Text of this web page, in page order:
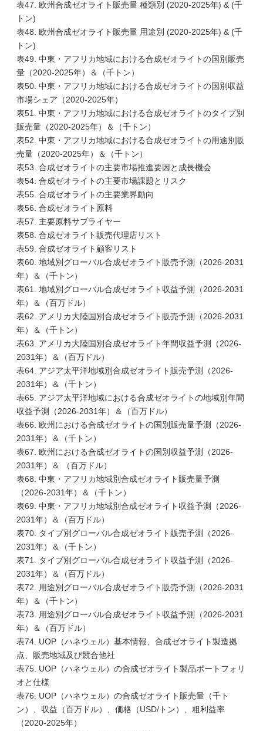
表47. 欧州合成ゼオライト販売量 種類別 (2020-2025年) & (千
トン)
表48. 欧州合成ゼオライト販売量 用途別 (2020-2025年) & (千
トン)
表49. 中東・アフリカ地域における合成ゼオライトの国別販売
量（2020-2025年）＆（千トン）
表50. 中東・アフリカ地域における合成ゼオライトの国別収益
市場シェア（2020-2025年）
表51. 中東・アフリカ地域における合成ゼオライトのタイプ別
販売量（2020-2025年）＆（千トン）
表52. 中東・アフリカ地域における合成ゼオライトの用途別販
売量（2020-2025年）＆（千トン）
表53. 合成ゼオライトの主要市場推進要因と成長機会
表54. 合成ゼオライトの主要市場課題とリスク
表55. 合成ゼオライトの主要業界動向
表56. 合成ゼオライト原料
表57. 主要原料サプライヤー
表58. 合成ゼオライト販売代理店リスト
表59. 合成ゼオライト顧客リスト
表60. 地域別グローバル合成ゼオライト販売予測（2026-2031
年）＆（千トン）
表61. 地域別グローバル合成ゼオライト収益予測（2026-2031
年）＆（百万ドル）
表62. アメリカ大陸国別合成ゼオライト販売予測（2026-2031
年）＆（千トン）
表63. アメリカ大陸国別合成ゼオライト年間収益予測（2026-
2031年）＆（百万ドル）
表64. アジア太平洋地域別合成ゼオライト販売予測（2026-
2031年）＆（千トン）
表65. アジア太平洋地域における合成ゼオライトの地域別年間
収益予測（2026-2031年）＆（百万ドル）
表66. 欧州における合成ゼオライトの国別販売量予測（2026-
2031年）＆（千トン）
表67. 欧州における合成ゼオライトの国別収益予測（2026-
2031年）＆ （百万ドル）
表68. 中東・アフリカ地域別合成ゼオライト販売量予測
（2026-2031年）＆（千トン）
表69. 中東・アフリカ地域別合成ゼオライト収益予測（2026-
2031年）＆（百万ドル）
表70. タイプ別グローバル合成ゼオライト販売予測（2026-
2031年）＆（千トン）
表71. タイプ別グローバル合成ゼオライト収益予測（2026-
2031年）＆（百万ドル）
表72. 用途別グローバル合成ゼオライト販売予測（2026-2031
年）＆（千トン）
表73. 用途別グローバル合成ゼオライト収益予測（2026-2031
年）＆（百万ドル）
表74. UOP（ハネウェル）基本情報、合成ゼオライト製造拠
点、販売地域及び競合他社
表75. UOP（ハネウェル）の合成ゼオライト製品ポートフォリ
オと仕様
表76. UOP（ハネウェル）の合成ゼオライト販売量（千ト
ン）、収益（百万ドル）、価格（USD/トン）、粗利益率
（2020-2025年）